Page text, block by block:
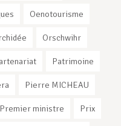
Oenotourisme
Orschwihr
Patrimoine
Pierre MICHEAU
Premier ministre Prix